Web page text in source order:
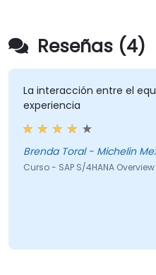
Reseñas (4)
interacción entre el equipo
Brenda Toral - Michelin
- SAP S/4HANA Overview